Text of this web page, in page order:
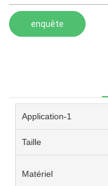
enquête
Application-1
Taille
Matériel